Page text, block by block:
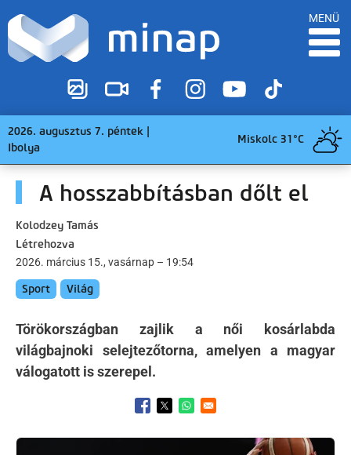
MENÜ
2026. augusztus 7. péntek |
Ibolya
Miskolc 31°C
A hosszabbításban dőlt el
Kolodzey Tamás
Létrehozva
2026. március 15., vasárnap – 19:54
Sport Világ
Törökországban zajlik a női kosárlabda
világbajnoki selejtezőtorna, amelyen a magyar
válogatott is szerepel.
Opens in a new window
Opens in a new window
Opens in a new window
Kép